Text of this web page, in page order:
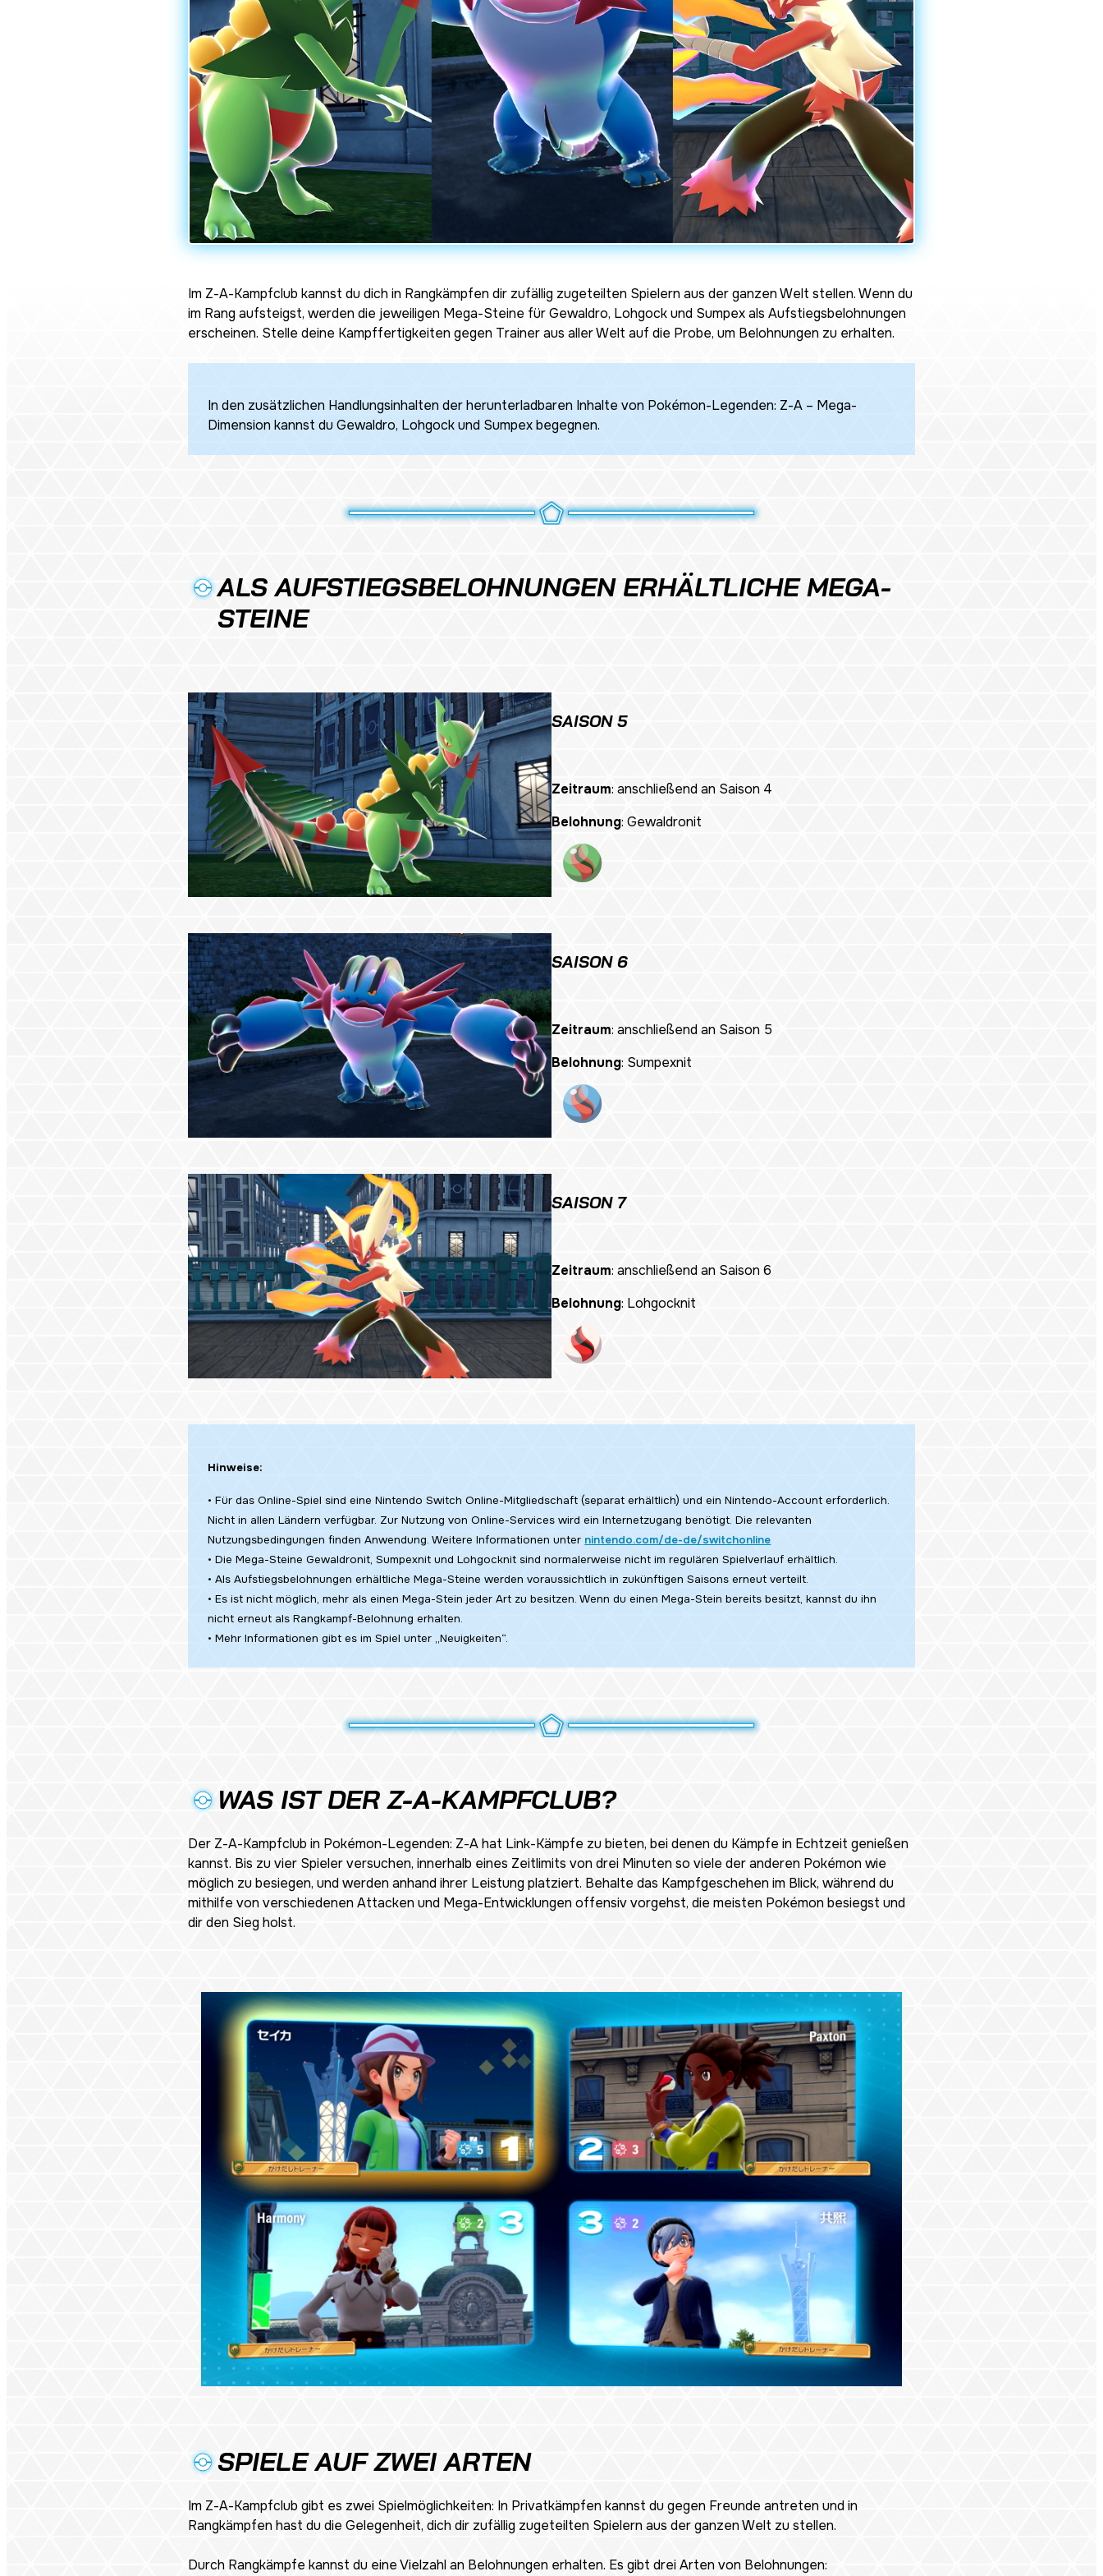
Im Z-A-Kampfclub kannst du dich in Rangkämpfen dir zufällig zugeteilten Spielern aus der ganzen Welt stellen. Wenn du
im Rang aufsteigst, werden die jeweiligen Mega-Steine für Gewaldro, Lohgock und Sumpex als Aufstiegsbelohnungen
erscheinen. Stelle deine Kampffertigkeiten gegen Trainer aus aller Welt auf die Probe, um Belohnungen zu erhalten.
In den zusätzlichen Handlungsinhalten der herunterladbaren Inhalte von Pokémon-Legenden: Z-A – Mega-
Dimension kannst du Gewaldro, Lohgock und Sumpex begegnen.
ALS AUFSTIEGSBELOHNUNGEN ERHÄLTLICHE MEGA-
STEINE
SAISON 5
Zeitraum: anschließend an Saison 4
Belohnung: Gewaldronit
SAISON 6
Zeitraum: anschließend an Saison 5
Belohnung: Sumpexnit
SAISON 7
Zeitraum: anschließend an Saison 6
Belohnung: Lohgocknit
Hinweise:
• Für das Online-Spiel sind eine Nintendo Switch Online-Mitgliedschaft (separat erhältlich) und ein Nintendo-Account erforderlich.
Nicht in allen Ländern verfügbar. Zur Nutzung von Online-Services wird ein Internetzugang benötigt. Die relevanten
Nutzungsbedingungen finden Anwendung. Weitere Informationen unter nintendo.com/de-de/switchonline
• Die Mega-Steine Gewaldronit, Sumpexnit und Lohgocknit sind normalerweise nicht im regulären Spielverlauf erhältlich.
• Als Aufstiegsbelohnungen erhältliche Mega-Steine werden voraussichtlich in zukünftigen Saisons erneut verteilt.
• Es ist nicht möglich, mehr als einen Mega-Stein jeder Art zu besitzen. Wenn du einen Mega-Stein bereits besitzt, kannst du ihn
nicht erneut als Rangkampf-Belohnung erhalten.
• Mehr Informationen gibt es im Spiel unter „Neuigkeiten“.
WAS IST DER Z-A-KAMPFCLUB?
Der Z-A-Kampfclub in Pokémon-Legenden: Z-Ahat Link-Kämpfe zu bieten, bei denen du Kämpfe in Echtzeit genießen
kannst. Bis zu vier Spieler versuchen, innerhalb eines Zeitlimits von drei Minuten so viele der anderen Pokémon wie
möglich zu besiegen, und werden anhand ihrer Leistung platziert. Behalte das Kampfgeschehen im Blick, während du
mithilfe von verschiedenen Attacken und Mega-Entwicklungen offensiv vorgehst, die meisten Pokémon besiegst und
dir den Sieg holst.
SPIELE AUF ZWEI ARTEN
Im Z-A-Kampfclub gibt es zwei Spielmöglichkeiten: In Privatkämpfen kannst du gegen Freunde antreten und in
Rangkämpfen hast du die Gelegenheit, dich dir zufällig zugeteilten Spielern aus der ganzen Welt zu stellen.
Durch Rangkämpfe kannst du eine Vielzahl an Belohnungen erhalten. Es gibt drei Arten von Belohnungen: